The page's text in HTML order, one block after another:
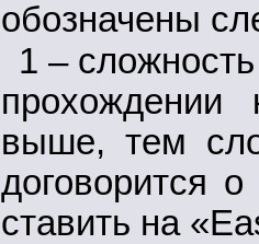
обозначены
1 –
выше, тем
договорится
ставить на